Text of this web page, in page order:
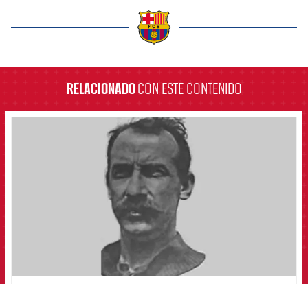
RELACIONADOCON ESTE CONTENIDO
FCB Barcelona badge